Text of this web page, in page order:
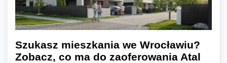
Szukasz mieszkania we Wrocławiu?
Zobacz, co ma do zaoferowania Atal